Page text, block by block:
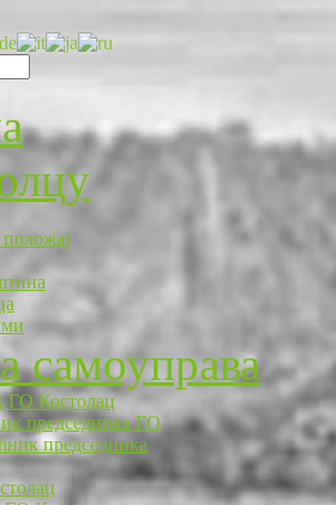
самоуправа
ГО Костолац
председника ГО
председника